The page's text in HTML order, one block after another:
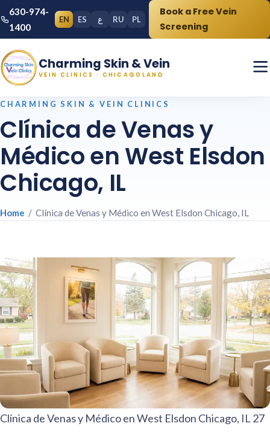
630-974-
1400
EN ES ع RU PL
Book a Free Vein
Screening
Charming Skin & Vein
VEIN CLINICS · CHICAGOLAND
CHARMING SKIN & VEIN CLINICS
Clínica de Venas y
Médico en West Elsdon
Chicago, IL
Home / Clínica de Venas y Médico en West Elsdon Chicago, IL
Clínica de Venas y Médico en West Elsdon Chicago, IL 27